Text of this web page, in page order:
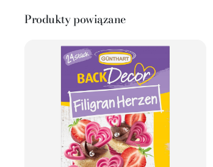
Produkty powiązane